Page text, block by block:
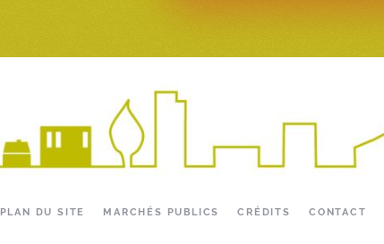
PLAN DU SITE MARCHÉS PUBLICS CRÉDITS CONTACT